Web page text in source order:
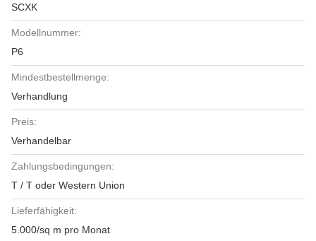
SCXK
Modellnummer:
P6
Mindestbestellmenge:
Verhandlung
Preis:
Verhandelbar
Zahlungsbedingungen:
T / T oder Western Union
Lieferfähigkeit:
5.000/sq m pro Monat